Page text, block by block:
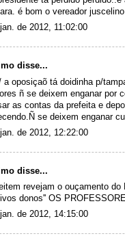
é bom o vereador
de 2012, 11:02:00
disse...
a oposiçaõ tá doidinha p/
ñ se deixem enganar por
as contas da prefeita e
se deixem enganar
de 2012, 12:22:00
disse...
revejam o ouçamento
donos'' OS
de 2012, 14:15:00